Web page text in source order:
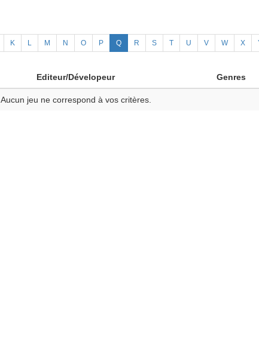
K L M N O P Q R S T U V W X
Editeur/Dévelopeur Genres
Aucun jeu ne correspond à vos critères.